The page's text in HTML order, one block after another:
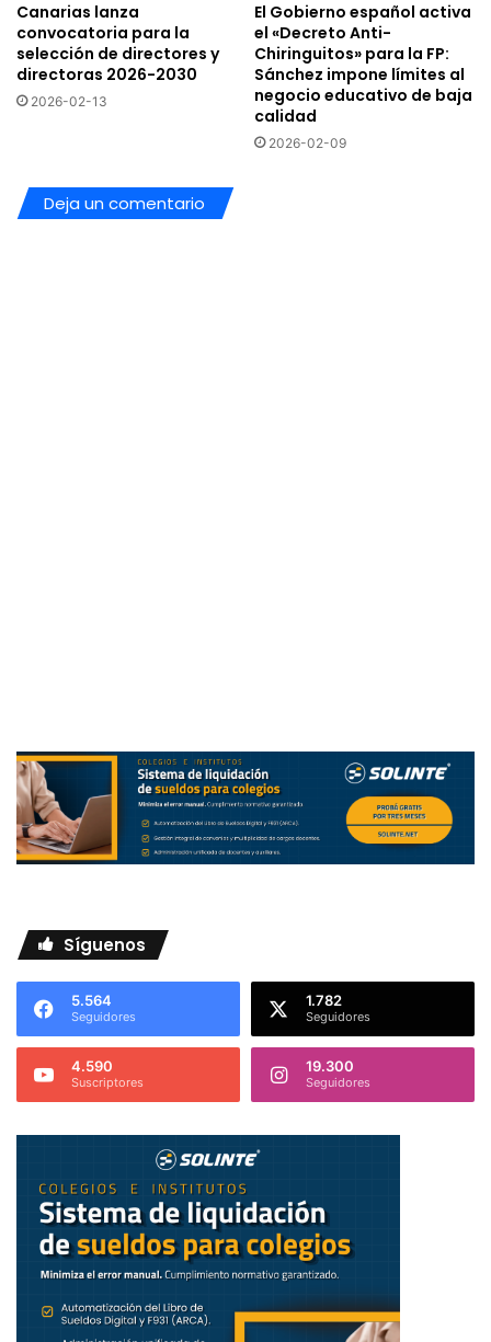
Canarias lanza
convocatoria para la
selección de directores y
directoras 2026-2030
2026-02-13
El Gobierno español activa
el «Decreto Anti-
Chiringuitos» para la FP:
Sánchez impone límites al
negocio educativo de baja
calidad
2026-02-09
Deja un comentario
Síguenos
5.564
Seguidores
1.782
Seguidores
4.590
Suscriptores
19.300
Seguidores